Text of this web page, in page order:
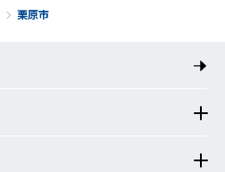
栗原市